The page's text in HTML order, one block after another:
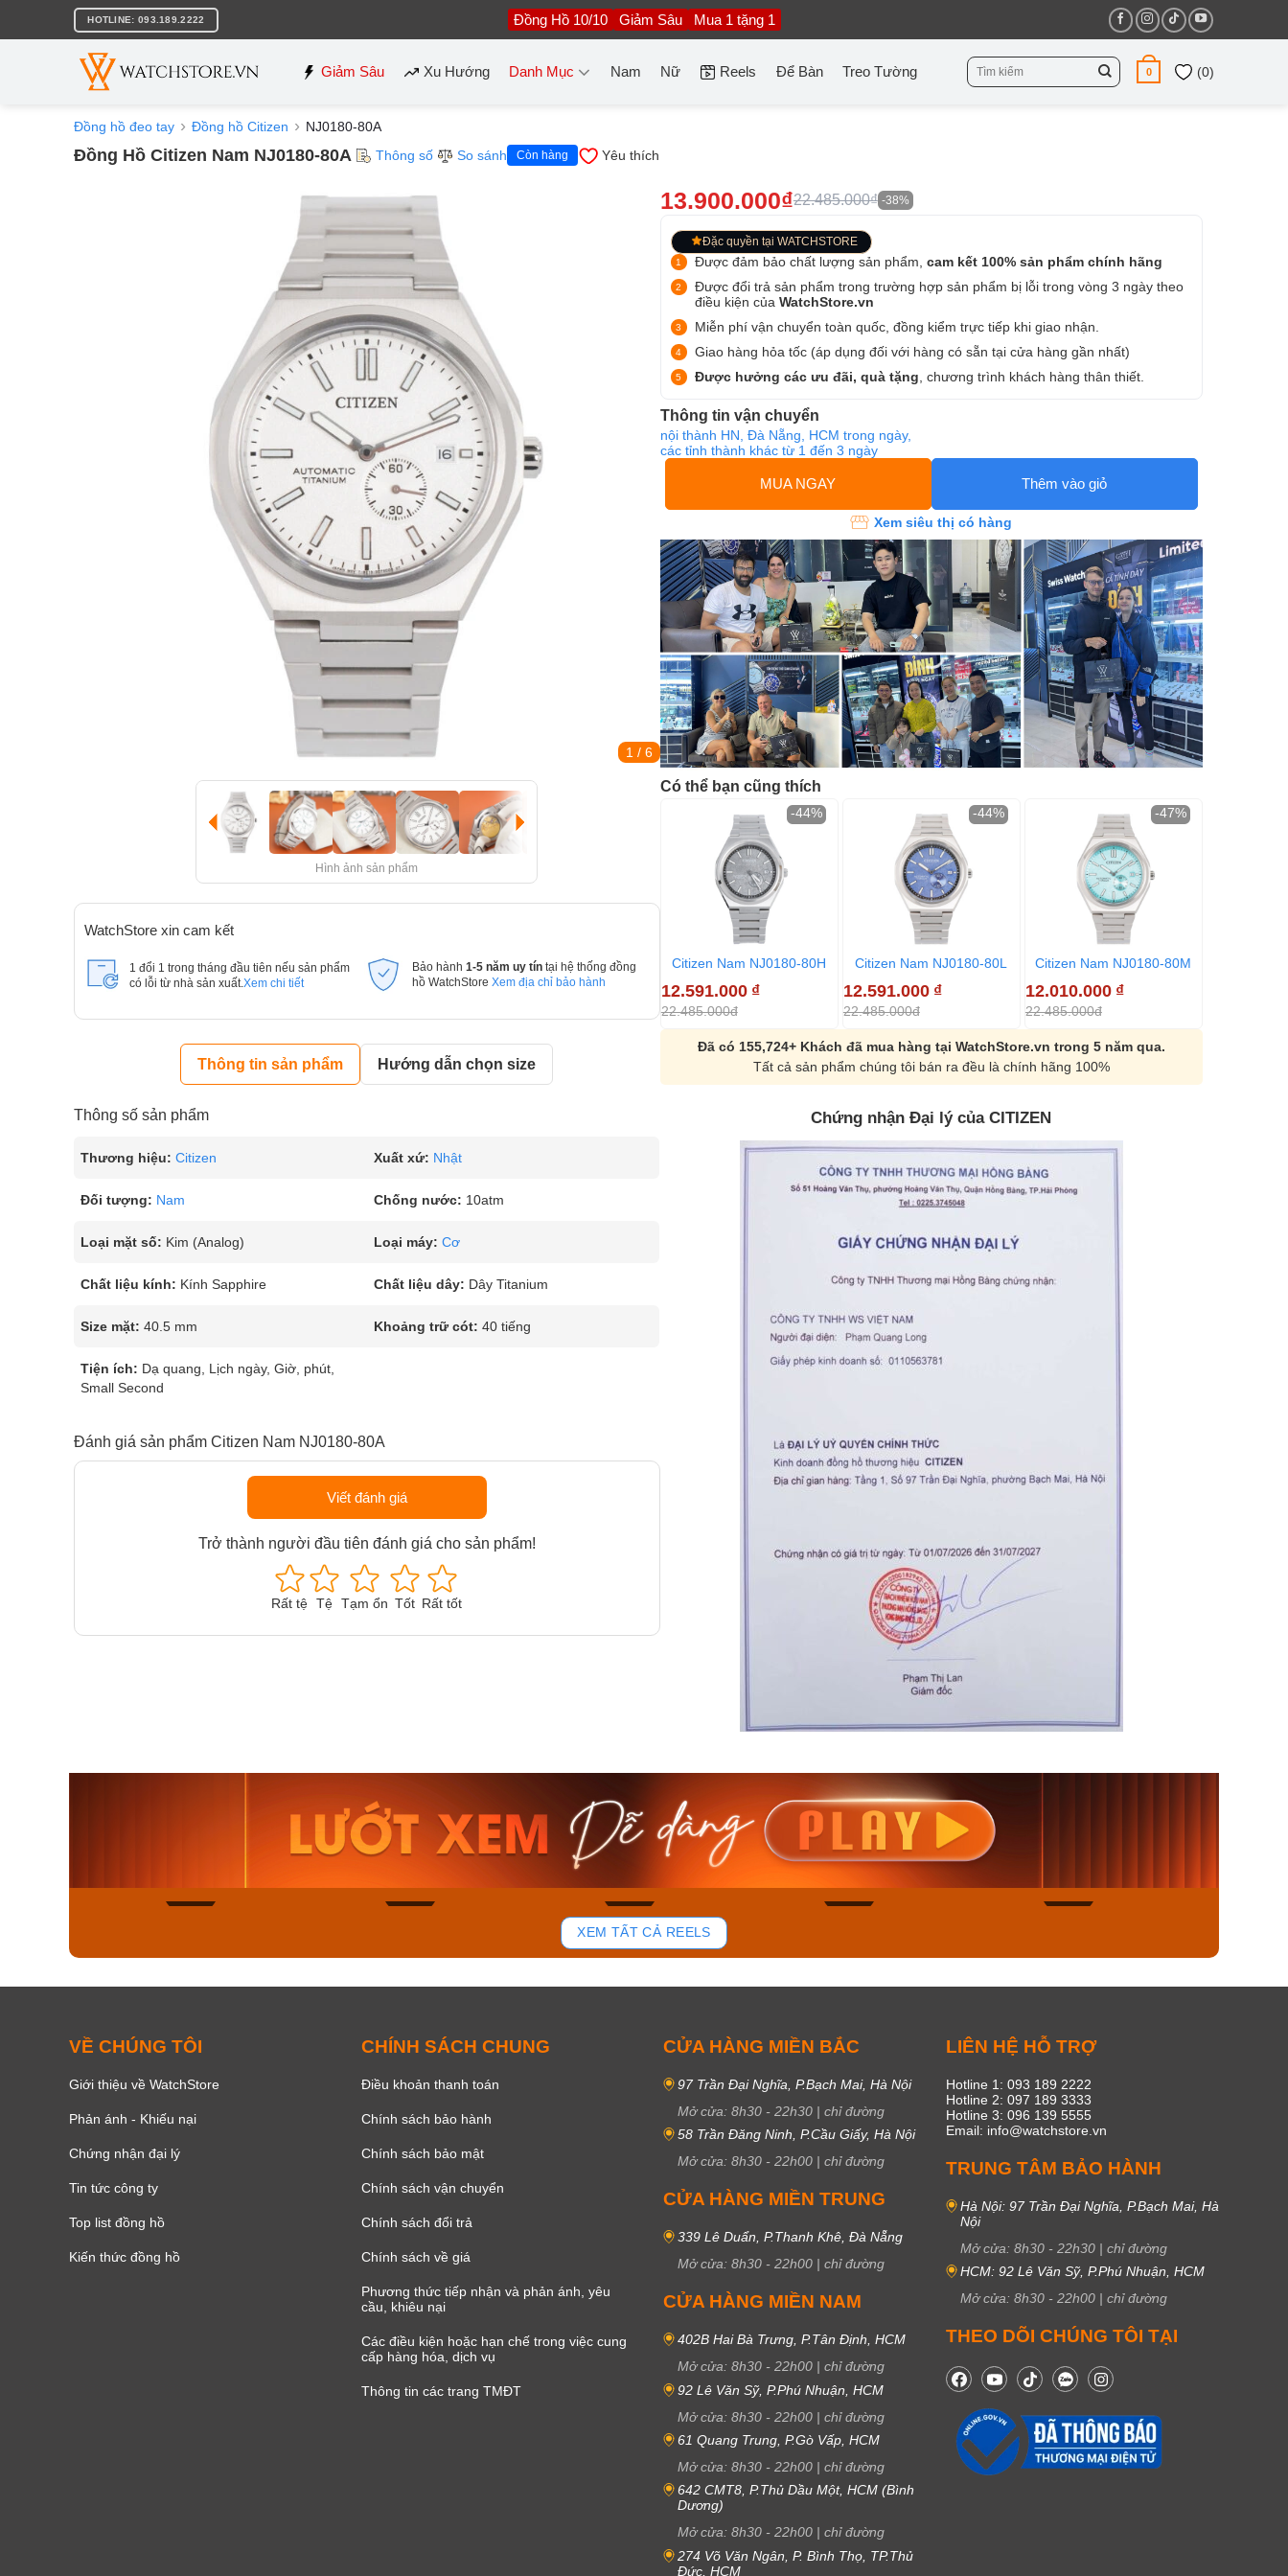
nội
HOTLINE: 093.189.2222 Đồng Hồ 10/10 Giảm Sâu Mua 1 tặng 1
Giảm Sâu Xu Hướng Danh Mục Nam Nữ Reels Để Bàn Treo Tường
Tìm
kiếm:
0 (0)
Đồng hồ đeo tay Đồng hồ Citizen NJ0180-80A
Đồng Hồ Citizen Nam NJ0180-80A Thông số So sánh Còn hàng Yêu thích
1 / 6
Hình ảnh sản phẩm
WatchStore xin cam kết
1 đổi 1 trong tháng đầu tiên nếu sản phẩm
có lỗi từ nhà sản xuất. Xem chi tiết
Bảo hành 1-5 năm uy tín tại hệ thống đồng
hồ WatchStore Xem địa chỉ bảo hành
Thông tin sản phẩm Hướng dẫn chọn size
Thông số sản phẩm
Thương hiệu: Citizen Xuất xứ: Nhật
Đối tượng: Nam Chống nước: 10atm
Loại mặt số: Kim (Analog) Loại máy: Cơ
Chất liệu kính: Kính Sapphire Chất liệu dây: Dây Titanium
Size mặt: 40.5 mm Khoảng trữ cót: 40 tiếng
Tiện ích: Dạ quang, Lịch ngày, Giờ, phút,
Small Second
Đánh giá sản phẩm Citizen Nam NJ0180-80A
Viết đánh giá
Trở thành người đầu tiên đánh giá cho sản phẩm!
Rất tệ Tệ Tạm ổn Tốt Rất tốt
13.900.000₫22.485.000₫ -38%
Đặc quyền tại WATCHSTORE
Được đảm bảo chất lượng sản phẩm, cam kết 100% sản phẩm chính hãng
Được đổi trả sản phẩm trong trường hợp sản phẩm bị lỗi trong vòng 3 ngày theo
điều kiện của WatchStore.vn
Miễn phí vận chuyển toàn quốc, đồng kiểm trực tiếp khi giao nhận.
Giao hàng hỏa tốc (áp dụng đối với hàng có sẵn tại cửa hàng gần nhất)
Được hưởng các ưu đãi, quà tặng , chương trình khách hàng thân thiết.
Thông tin vận chuyển
nội thành HN, Đà Nẵng, HCM trong ngày,
các tỉnh thành khác từ 1 đến 3 ngày
MUA NGAY Thêm vào giỏ
Xem siêu thị có hàng
Có thể bạn cũng thích
Citizen Nam NJ0180-80H
12.591.000 ₫
22.485.000đ
-44%
Citizen Nam NJ0180-80L
12.591.000 ₫
22.485.000đ
-44%
Citizen Nam NJ0180-80M
12.010.000 ₫
22.485.000đ
-47%
Đã có 155,724+ Khách đã mua hàng tại WatchStore.vn trong 5 năm qua.
Tất cả sản phẩm chúng tôi bán ra đều là chính hãng 100%
Chứng nhận Đại lý của CITIZEN
Casio Nam MTS-
115D-1AVDF
2.823.000₫
2.399.550₫
Mua ngay
39
Casio Nam MTS-
RS100L-1AVDF
4.276.000₫
3.634.600₫
Casio Unisex AQ-
230EL-1ADF
2.117.000₫
1.799.450₫
Mua ngay
XEM TẤT CẢ REELS
VỀ CHÚNG TÔI
Giới thiệu về WatchStore
Phản ánh - Khiếu nại
Chứng nhận đại lý
Tin tức công ty
Top list đồng hồ
Kiến thức đồng hồ
CHÍNH SÁCH CHUNG
Điều khoản thanh toán
Chính sách bảo hành
Chính sách bảo mật
Chính sách vận chuyển
Chính sách đổi trả
Chính sách về giá
Phương thức tiếp nhận và phản ánh, yêu
cầu, khiêu nại
Các điều kiện hoặc hạn chế trong việc cung
cấp hàng hóa, dịch vụ
Thông tin các trang TMĐT
CỬA HÀNG MIỀN BẮC
97 Trần Đại Nghĩa, P.Bạch Mai, Hà Nội
Mở cửa: 8h30 - 22h30 | chỉ đường
58 Trần Đăng Ninh, P.Cầu Giấy, Hà Nội
Mở cửa: 8h30 - 22h00 | chỉ đường
CỬA HÀNG MIỀN TRUNG
339 Lê Duẩn, P.Thanh Khê, Đà Nẵng
Mở cửa: 8h30 - 22h00 | chỉ đường
CỬA HÀNG MIỀN NAM
402B Hai Bà Trưng, P.Tân Định, HCM
Mở cửa: 8h30 - 22h00 | chỉ đường
92 Lê Văn Sỹ, P.Phú Nhuận, HCM
Mở cửa: 8h30 - 22h00 | chỉ đường
61 Quang Trung, P.Gò Vấp, HCM
Mở cửa: 8h30 - 22h00 | chỉ đường
642 CMT8, P.Thủ Dầu Một, HCM (Bình
Dương)
Mở cửa: 8h30 - 22h00 | chỉ đường
274 Võ Văn Ngân, P. Bình Thọ, TP.Thủ
Đức, HCM
LIÊN HỆ HỖ TRỢ
Hotline 1: 093 189 2222
Hotline 2: 097 189 3333
Hotline 3: 096 139 5555
Email: info@watchstore.vn
TRUNG TÂM BẢO HÀNH
Hà Nội: 97 Trần Đại Nghĩa, P.Bạch Mai, Hà
Nội
Mở cửa: 8h30 - 22h30 | chỉ đường
HCM: 92 Lê Văn Sỹ, P.Phú Nhuận, HCM
Mở cửa: 8h30 - 22h00 | chỉ đường
THEO DÕI CHÚNG TÔI TẠI